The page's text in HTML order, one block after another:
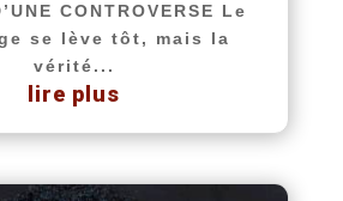
CONTROVERSE Le
se lève tôt, mais la
vérité...
lire plus